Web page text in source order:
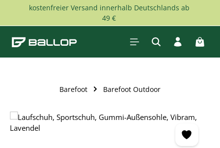
Zum Hauptinhalt springen
kostenfreier Versand innerhalb Deutschlands ab
49 €
Barefoot Barefoot Outdoor
Bildergalerie überspringen